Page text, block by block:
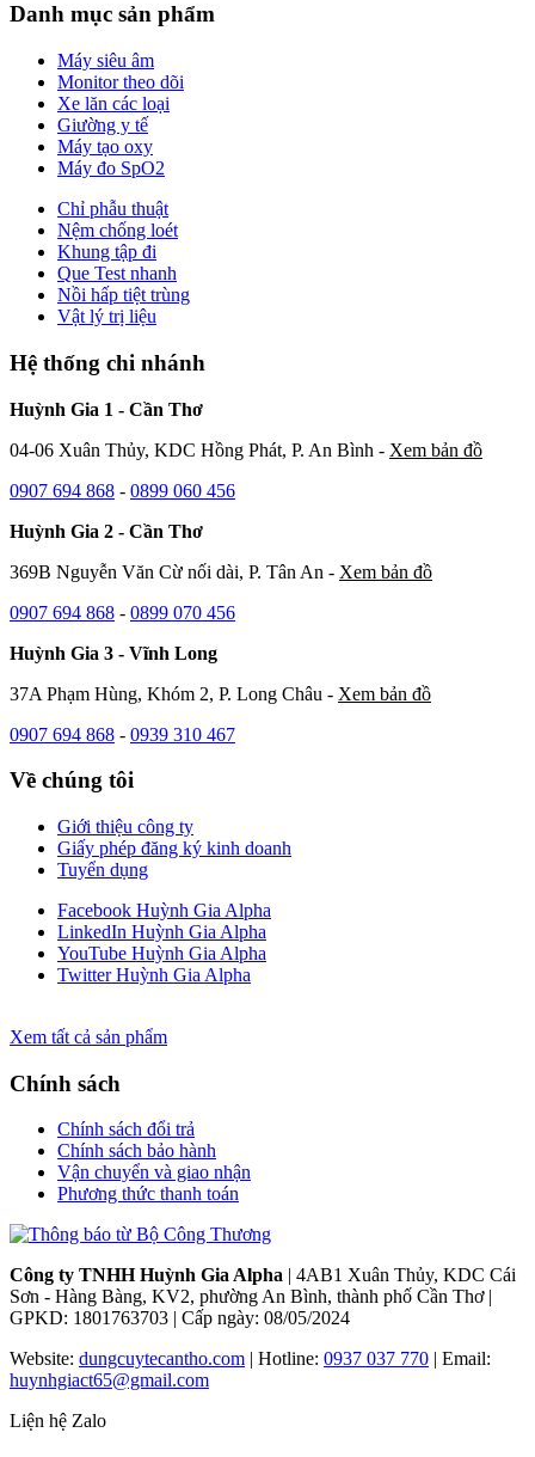
Danh mục sản phẩm
Máy siêu âm
Monitor theo dõi
Xe lăn các loại
Giường y tế
Máy tạo oxy
Máy đo SpO2
Chỉ phẫu thuật
Nệm chống loét
Khung tập đi
Que Test nhanh
Nồi hấp tiệt trùng
Vật lý trị liệu
Hệ thống chi nhánh
Huỳnh Gia 1 - Cần Thơ
04-06 Xuân Thủy, KDC Hồng Phát, P. An Bình - Xem bản đồ
0907 694 868 - 0899 060 456
Huỳnh Gia 2 - Cần Thơ
369B Nguyễn Văn Cừ nối dài, P. Tân An - Xem bản đồ
0907 694 868 - 0899 070 456
Huỳnh Gia 3 - Vĩnh Long
37A Phạm Hùng, Khóm 2, P. Long Châu - Xem bản đồ
0907 694 868 - 0939 310 467
Về chúng tôi
Giới thiệu công ty
Giấy phép đăng ký kinh doanh
Tuyển dụng
Facebook Huỳnh Gia Alpha
LinkedIn Huỳnh Gia Alpha
YouTube Huỳnh Gia Alpha
Twitter Huỳnh Gia Alpha
Xem tất cả sản phẩm
Chính sách
Chính sách đổi trả
Chính sách bảo hành
Vận chuyển và giao nhận
Phương thức thanh toán
Công ty TNHH Huỳnh Gia Alpha | 4AB1 Xuân Thủy, KDC Cái
Sơn - Hàng Bàng, KV2, phường An Bình, thành phố Cần Thơ |
GPKD: 1801763703 | Cấp ngày: 08/05/2024
Website: dungcuytecantho.com | Hotline: 0937 037 770 | Email:
huynhgiact65@gmail.com
Liện hệ Zalo